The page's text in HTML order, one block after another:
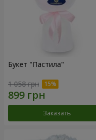
Букет "Пастила"
1 058 грн
Заказать